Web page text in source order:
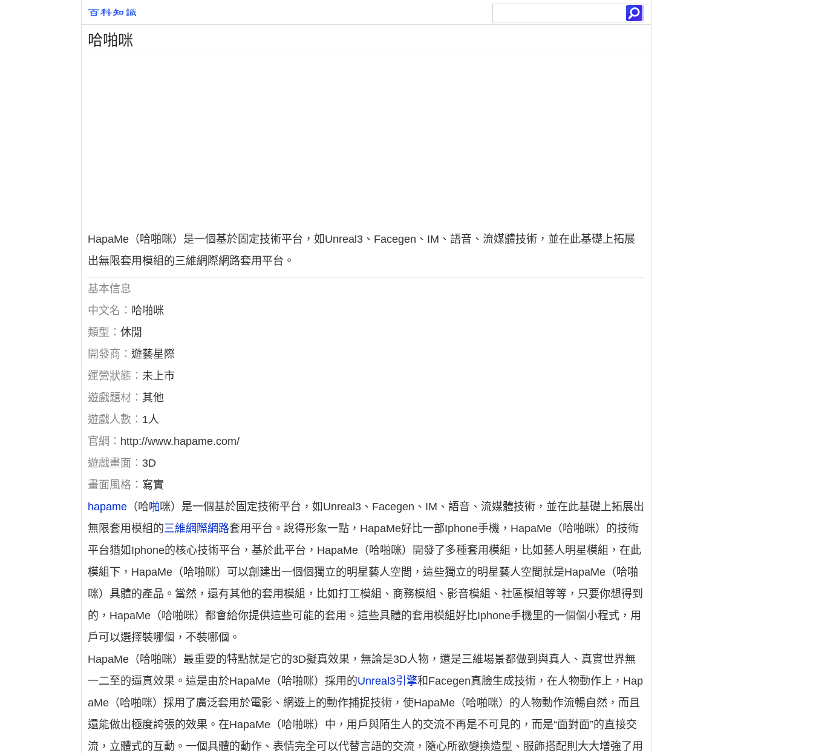
哈啪咪
HapaMe（哈啪咪）是一個基於固定技術平台，如Unreal3、Facegen、IM、語音、流媒體技術，並在此基礎上拓展
出無限套用模組的三維網際網路套用平台。
基本信息
中文名： 哈啪咪
類型：休閒
開發商：遊藝星際
運營狀態：未上市
遊戲題材： 其他
遊戲人數： 1人
官網： http://www.hapame.com/
遊戲畫面： 3D
畫面風格： 寫實
hapame （哈啪咪）是一個基於固定技術平台，如Unreal3、Facegen、IM、語音、流媒體技術，並在此基礎上拓展出
無限套用模組的三維網際網路套用平台。說得形象一點，HapaMe好比一部Iphone手機，HapaMe（哈啪咪）的技術
平台猶如Iphone的核心技術平台，基於此平台，HapaMe（哈啪咪）開發了多種套用模組，比如藝人明星模組，在此
模組下，HapaMe（哈啪咪）可以創建出一個個獨立的明星藝人空間，這些獨立的明星藝人空間就是HapaMe（哈啪
咪）具體的產品。當然，還有其他的套用模組，比如打工模組、商務模組、影音模組、社區模組等等，只要你想得到
的，HapaMe（哈啪咪）都會給你提供這些可能的套用。這些具體的套用模組好比Iphone手機里的一個個小程式，用
戶可以選擇裝哪個，不裝哪個。
HapaMe（哈啪咪）最重要的特點就是它的3D擬真效果，無論是3D人物，還是三維場景都做到與真人、真實世界無
一二至的逼真效果。這是由於HapaMe（哈啪咪）採用的Unreal3引擎和Facegen真臉生成技術，在人物動作上，Hap
aMe（哈啪咪）採用了廣泛套用於電影、網遊上的動作捕捉技術，使HapaMe（哈啪咪）的人物動作流暢自然，而且
還能做出極度誇張的效果。在HapaMe（哈啪咪）中，用戶與陌生人的交流不再是不可見的，而是“面對面”的直接交
流，立體式的互動。一個具體的動作、表情完全可以代替言語的交流，隨心所欲變換造型、服飾搭配則大大增強了用